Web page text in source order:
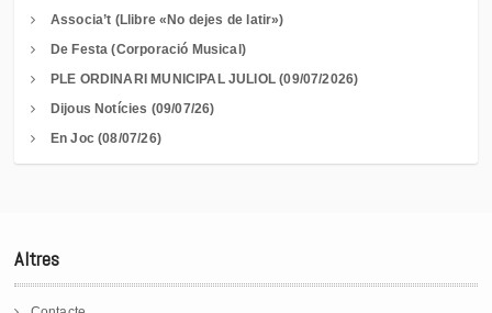
Associa’t (Llibre «No dejes de latir»)
De Festa (Corporació Musical)
PLE ORDINARI MUNICIPAL JULIOL (09/07/2026)
Dijous Notícies (09/07/26)
En Joc (08/07/26)
Altres